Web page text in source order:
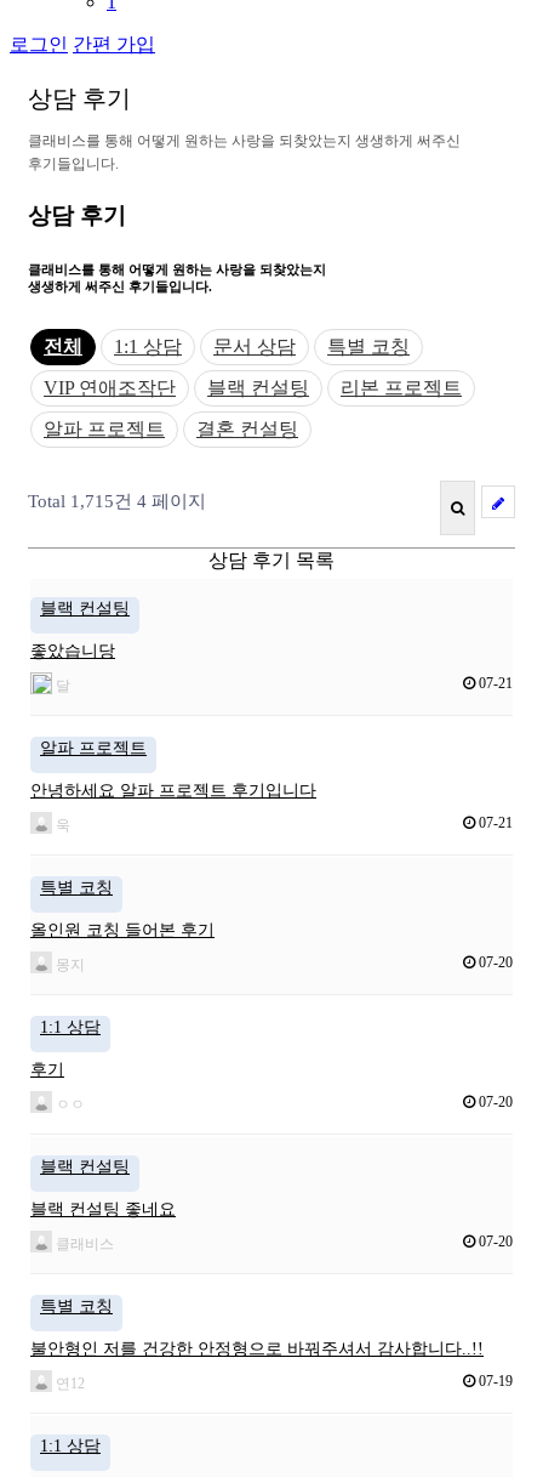
로그인 간편 가입
상담 후기
클래비 스를 통해 어 떻게 원하는 사랑을 되 찾았는지 생생하게 써 주신
후기 들입 니 다.
상담 후기
클래비스를 통해 어떻게 원하는 사랑을 되찾았는지
생생하게 써주신 후기들입니다.
전체 1:1 상담 문서 상담
특별 코칭
VIP 연애조작단
블랙 컨설팅
리본 프로젝트
알파 프로젝트
결혼 컨설팅
Total 1,715건 4 페이지
상담 후기 목록
블랙 컨설팅
좋았습니당
달 07-21
알파 프로젝트
안녕하세요 알파 프로젝트 후기입니다
욱 07-21
특별 코칭
올인원 코칭 들어본 후기
몽지 07-20
1:1 상담
후기
ㅇㅇ 07-20
블랙 컨설팅
블랙 컨설팅 좋네요
클래비스 07-20
특별 코칭
불안형인 저를 건강한 안정형으로 바꿔주셔서 감사합니다..!!
연12 07-19
1:1 상담